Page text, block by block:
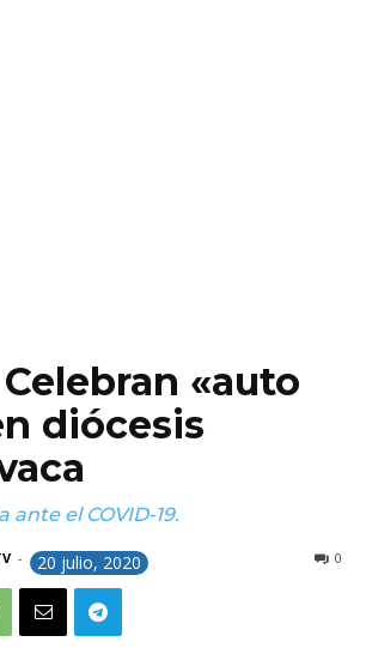
«auto
diócesis
ante el COVID-19.
- 20 julio, 2020 0